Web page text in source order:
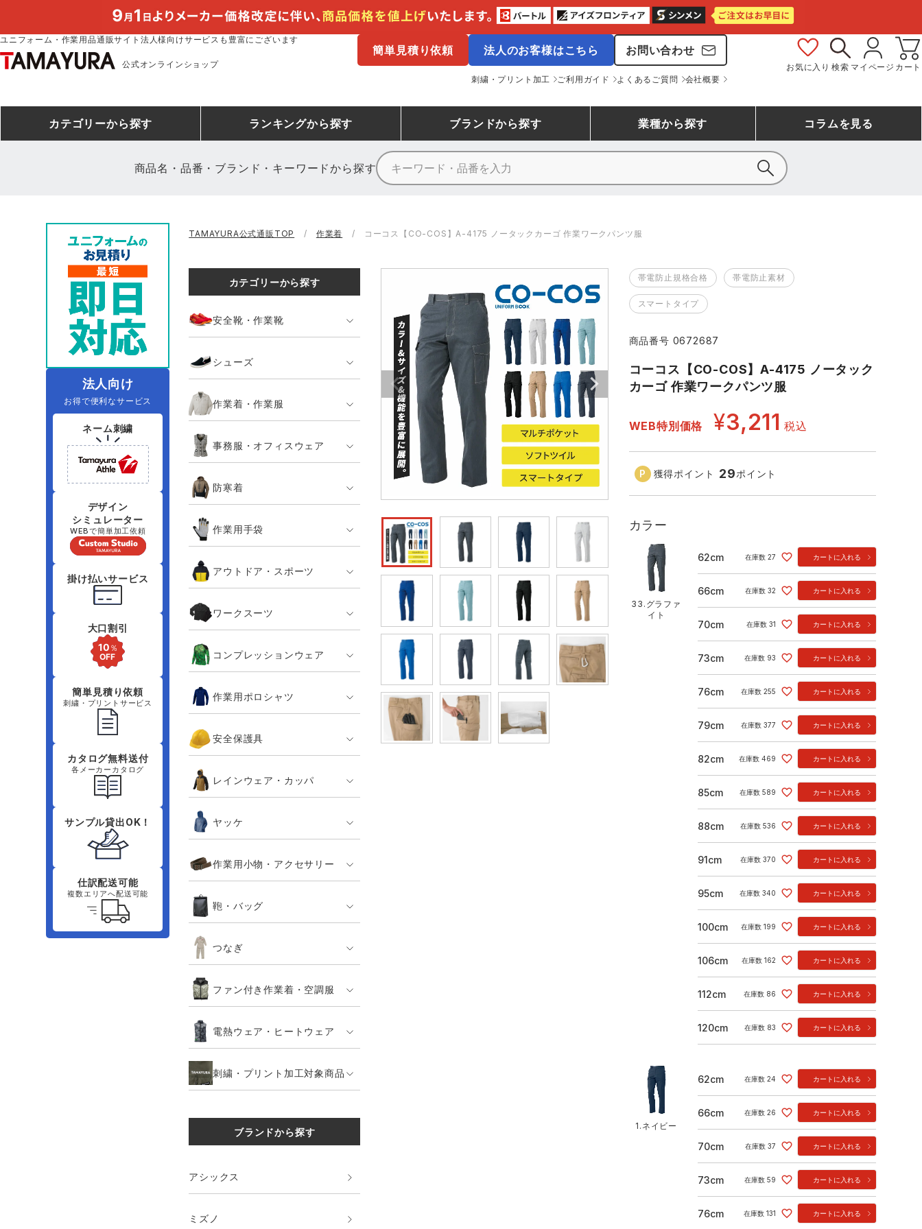
ユニフォーム・作業用品通販サイト法人様向けサービスも豊富にございます
公式オンラインショップ
簡単見積り依頼 法人のお客様はこちら お問い合わせ
刺繍・プリント加工 ご利用ガイド よくあるご質問 会社概要
お気に入り 検索 マイページ カート
カテゴリーから探す
防寒着
コンプレッションウェア 作業用ポロシャツ 安全保護具 レインウェア・カッパ
ヤッケ 作業用小物・アクセサリー類 鞄・バッグ類
ファン付きウェア（空調服シリー
ズ）
電熱ウェア・ヒートウェア 刺繍・プリント加工対象商品
ランキングから探す
ミズノ安全靴ランキング
空調服ランキング コンプレッションウェアランキング 作業用ポロシャツランキング 作業用手袋ランキング
レインウェアランキング アイズフロンティア ランキング TSDESIGN ランキング
アイトス ランキング ジーベック ランキング
ネーム刺繍・プリント加工対象商品
作業着
ファン付きウェア
防寒
カジュアル
ブランドから探す
アイズフロンティア
クロダルマ 桑和 山田辰 クレヒフク おたふく手袋
住商モンブラン ボンマックス GUSH FORCE CUP GDジャパン
シンメン 日進ゴム ハイパーV 丸五 ムービンカット グラディエーター
タカヤ商事 エアークラフト サーヴォ セロリー 大阪支店
アタックベース サンエス 中塚被服 イーブンリバー
藤井電工 福山ゴム工業
ビッグボーン商事株式会
社
業種から探す
農作業服
DIY・日曜大工作業服 飲食店ユニフォーム 運送・倉庫作業服 清掃・ビルメンテ作業服
夜間・高視認性安全服 医療白衣・介護服
コラムを見る
商品名・品番・ブランド・キーワードから探す
法人向け
お得で便利なサービス
ネーム刺繍
デザイン
シミュレーター
WEBで簡単加工依頼
掛け払いサービス
大口割引
簡単見積り依頼
刺繍・プリントサービス
カタログ無料送付
各メーカーカタログ
サンプル貸出OK！
仕訳配送可能
複数エリアへ配送可能
TAMAYURA公式通販TOP 作業着 コーコス【CO-COS】A-4175 ノータックカーゴ 作業ワークパンツ服
カテゴリーから探す
安全靴・作業靴
シューズ
作業着・作業服
事務服・オフィスウェア
防寒着
作業用手袋
アウトドア・スポーツ
ワークスーツ
コンプレッションウェア
作業用ポロシャツ
安全保護具
レインウェア・カッパ
ヤッケ
作業用小物・アクセサリー
鞄・バッグ
つなぎ
ファン付き作業着・空調服
電熱ウェア・ヒートウェア
刺繍・プリント加工対象商品
ブランドから探す
アシックス
ミズノ
帯電防止規格合格 帯電防止素材
スマートタイプ
商品番号 0672687
コーコス【CO-COS】A-4175 ノータック
カーゴ 作業ワークパンツ服
WEB特別価格 ¥3,211 税込
獲得ポイント 29ポイント
カラー
33.グラファ
イト
62cm 在庫数 27 カートに入れる
66cm 在庫数 32 カートに入れる
70cm 在庫数 31 カートに入れる
73cm 在庫数 93 カートに入れる
76cm 在庫数 255 カートに入れる
79cm 在庫数 377 カートに入れる
82cm 在庫数 469 カートに入れる
85cm 在庫数 589 カートに入れる
88cm 在庫数 536 カートに入れる
91cm 在庫数 370 カートに入れる
95cm 在庫数 340 カートに入れる
100cm 在庫数 199 カートに入れる
106cm 在庫数 162 カートに入れる
112cm 在庫数 86 カートに入れる
120cm 在庫数 83 カートに入れる
1.ネイビー
62cm 在庫数 24 カートに入れる
66cm 在庫数 26 カートに入れる
70cm 在庫数 37 カートに入れる
73cm 在庫数 59 カートに入れる
76cm 在庫数 131 カートに入れる